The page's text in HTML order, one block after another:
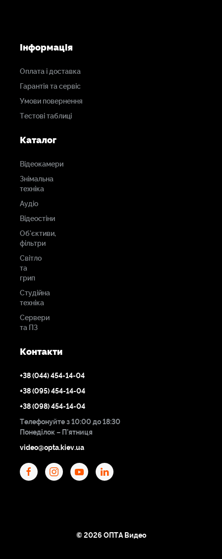
Інформація
Оплата і доставка
Гарантія та сервіс
Умови повернення
Тестові таблиці
Каталог
Відеокамери
Знімальна
техніка
Аудіо
Відеостіни
Об'єктиви,
фільтри
Світло
та
грип
Студійна
техніка
Сервери
та ПЗ
Контакти
+38 (044) 454-14-04
+38 (095) 454-14-04
+38 (098) 454-14-04
Телефонуйте з 10:00 до 18:30
Понеділок – П'ятниця
video@opta.kiev.ua
© 2026 ОПТА Видео